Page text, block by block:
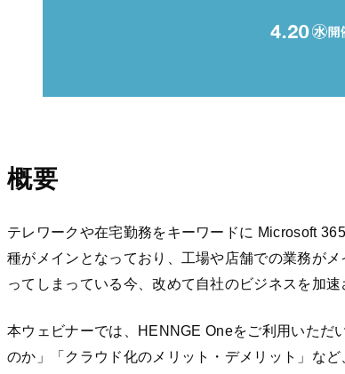
概要
テレワークや在宅勤務をキーワードに Microsoft
種がメインとなっており、工場や店舗での業務が
ってしまっている今、改めて自社のビジネスを加
本ウェビナーでは、HENNGE Oneをご利用いただ
のか」「クラウド化のメリット・デメリット」な